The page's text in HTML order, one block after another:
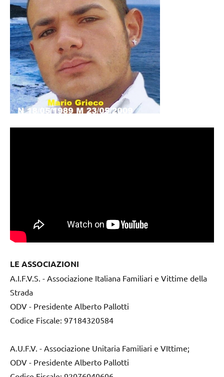
LE ASSOCIAZIONI
A.I.F.V.S. - Associazione Italiana Familiari e Vittime della
Strada
ODV - Presidente Alberto Pallotti
Codice Fiscale: 97184320584
A.U.F.V. - Associazione Unitaria Familiari e VIttime;
ODV - Presidente Alberto Pallotti